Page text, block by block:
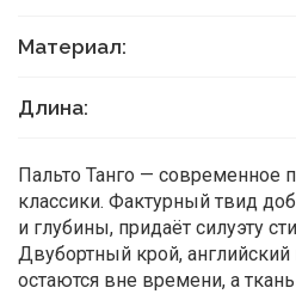
Материал:
Длина:
Пальто Танго — современное
классики. Фактурный твид
и глубины, придаёт силуэту
Двубортный крой,
остаются вне времени, а